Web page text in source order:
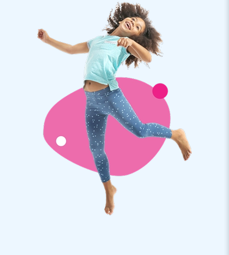
Bauen Sie unsere Karussell Zirkus oder Standard Hüpfburg
innerhalb von 10 Minuten auf. Zum Beispiel während einer
Kinder- oder Nachbarschaftsparty. Die Hüpfburg wird
kompakt als ein Teil geliefert wodurch Sie einfach und
komfortable transportierbar ist. Die aufblasbare
Konstruktion wird inkl. Gebläse, Erdnägel, Transporttasche
und einer deutlichen Bedienungsanleitung geliefert. Ein
komplett Set für ein abenteuerreiches Erlebnis.
Qualität und Garantie
JB Hüpfburgen sind an mehreren Stellen verstärkt und
mehrfach vernäht. Sie werden aus einer hoch qualitativen 9x9
Gewebe PVC Plane produziert. Aufgrund dessen sind Sie
langlebig und einfach zu reinigen. Zu dem gewähren wir Ihnen
5 Jahre Herstellergarantie, aus diesem Grund liefern Sie mit
diesem Produkt jahrelang optimalen Spielspaß.